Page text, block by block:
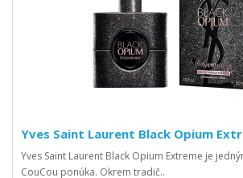
Yves Saint Laurent Black Opium
Yves Saint Laurent Black Opium Extreme je
CouCou ponúka. Okrem tradič..